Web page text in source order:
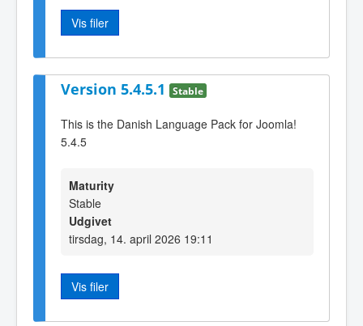
Vis filer
Version 5.4.5.1 Stable
This is the Danish Language Pack for Joomla!
5.4.5
Maturity
Stable
Udgivet
tirsdag, 14. april 2026 19:11
Vis filer